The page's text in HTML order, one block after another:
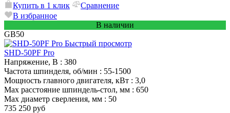
Купить в 1 клик
Сравнение
В избранное
В наличии
GB50
Быстрый просмотр
SHD-50PF Pro
Напряжение, В : 380
Частота шпинделя, об/мин : 55-1500
Мощность главного двигателя, кВт : 3,0
Max расстояние шпиндель-стол, мм : 650
Max диаметр сверления, мм : 50
735 250 руб